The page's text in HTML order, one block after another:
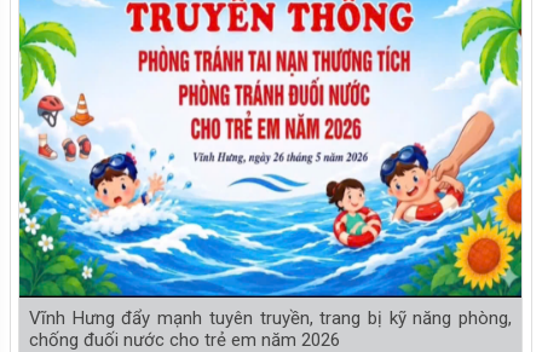
Vĩnh Hưng đẩy mạnh tuyên truyền, trang bị kỹ năng phòng,
chống đuối nước cho trẻ em năm 2026